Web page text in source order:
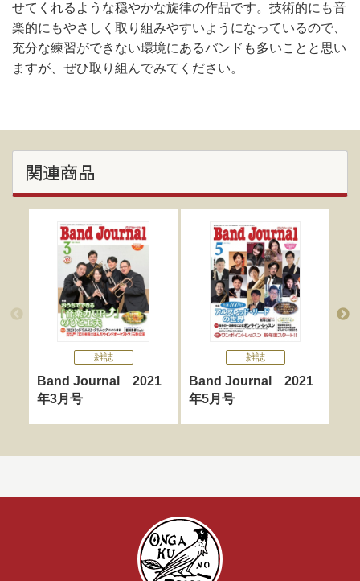
せてくれるような穏やかな旋律の作品です。技術的にも音
楽的にもやさしく取り組みやすいようになっているので、
充分な練習ができない環境にあるバンドも多いことと思い
ますが、ぜひ取り組んでみてください。
関連商品
雑誌
Band Journal 2021
年3月号
雑誌
Band Journal 2021
年5月号